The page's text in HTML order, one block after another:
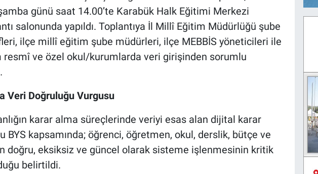
günü saat 14.00’te Karabük Halk Eğitimi Merkezi
salonunda yapıldı. Toplantıya İl Millî Eğitim Müdürlüğü şube
ilçe millî eğitim şube müdürleri, ilçe MEBBİS yöneticileri ile
resmî ve özel okul/kurumlarda veri girişinden sorumlu
Veri Doğruluğu Vurgusu
karar alma süreçlerinde veriyi esas alan dijital karar
BYS kapsamında; öğrenci, öğretmen, okul, derslik, bütçe ve
doğru, eksiksiz ve güncel olarak sisteme işlenmesinin kritik
belirtildi.